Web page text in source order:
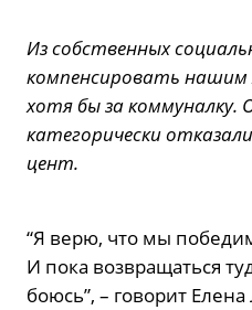
Из собственных
компенсировать нашим
хотя бы за коммуналку.
категорически
цент.
“Я верю, что мы
И пока возвращаться
боюсь”, – говорит